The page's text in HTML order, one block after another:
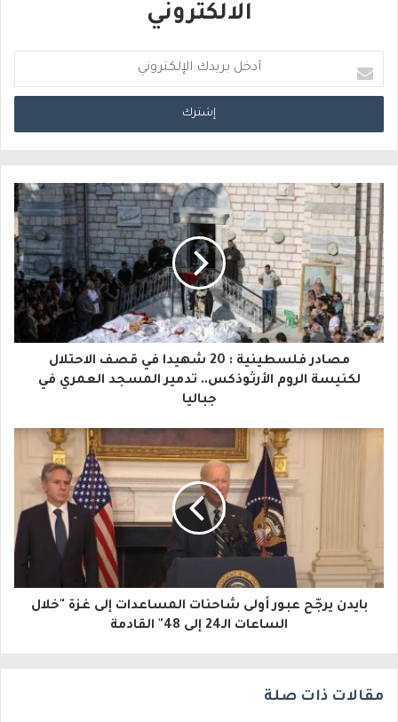
الالكتروني
د
خ
ب
ر
ي
د
ك
ا
ن
مصادر فلسطينية : 20 شهيدا في قصف الاحتلال
لكنيسة الروم الأرثوذكس.. تدمير المسجد العمري في
جباليا
بايدن يرجّح عبور أولى شاحنات المساعدات إلى غزة "خلال
الساعات الـ24 إلى 48" القادمة
مقالات ذات صلة